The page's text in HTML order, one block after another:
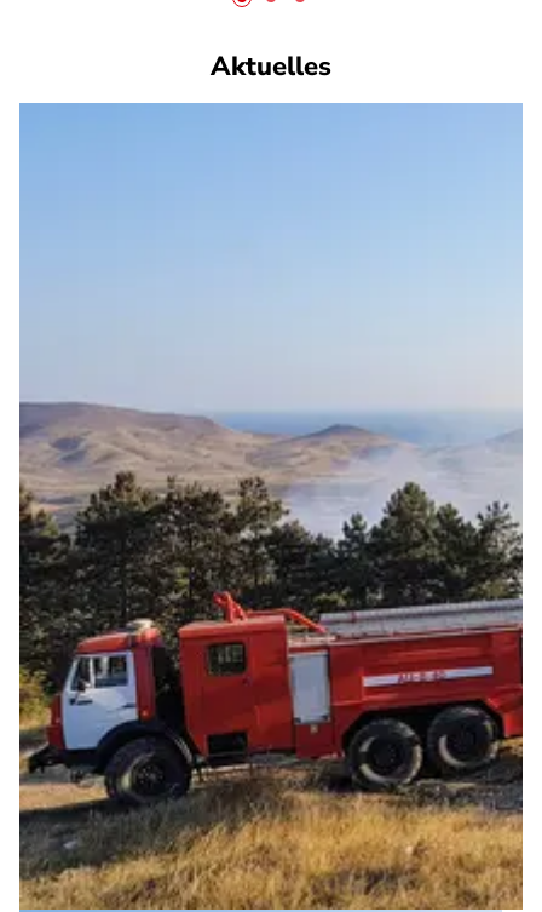
Aktuelles